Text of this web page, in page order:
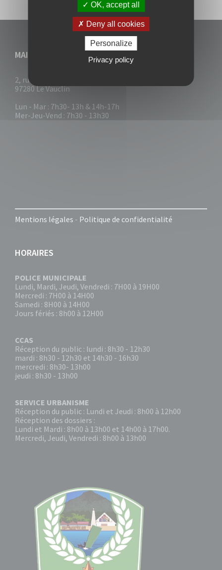
MAIRIE DU VAUCLIN
2, rue Collignon
97280 Le Vauclin
Lun - Mar : 7h30- 13h & 14h-17h
Mer-Jeu-Vend : 7h30 - 13h30
Mentions légales - Politique de confidentialité
HORAIRES
POLICE MUNICIPALE
Lundi, Mardi, Jeudi, Vendredi : 7H00 à 19H00
Mercredi : 7H00 à 14H00
Samedi : 8H00 à 14H00
Jours fériés : 8h00 à 12H00
CCAS
Réception du public : lundi : 8h30 - 12h30
mardi : 8h30 - 12h30 et 14h30 - 16h30
mercredi : 8h30- 13h00
jeudi : 8h30 - 13h00
SERVICE URBANISME
Réception du public : Lundi et Jeudi : 8h00 à 12h00
Réception des dossiers :
Lundi et Mardi : 8h00 à 13h00 et 14h00 à 17h00.
Mercredi, Jeudi, Vendredi : 8h00 à 13h00
OK, accept all
Deny all cookies
Personalize
Privacy policy